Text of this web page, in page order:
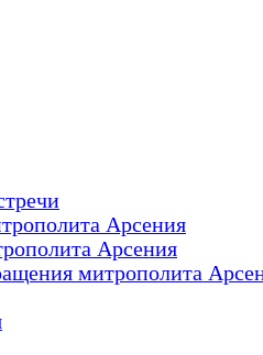
Арсения
Арсения
митрополита